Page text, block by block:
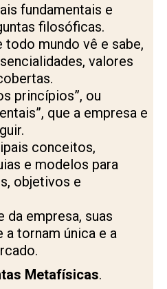
fundamentais e
filosóficas.
todo mundo vê e sabe,
valores
princípios”, ou
que a empresa e
conceitos,
e modelos para
objetivos e
da empresa, suas
tornam única e a
Metafísicas.